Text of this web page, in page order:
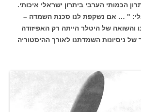
הכמותי הערבי ביתרון ישראלי איכותי.
" … אם נשקפת לנו סכנת השמדה –
והשואה של היטלר הייתה רק האפיזודה
של ניסיונות השמדתנו לאורך ההיסטוריה